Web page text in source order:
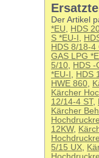
Der Artikel
*EU
HDS
S *EU-I
HDS 8/18-4
GAS LPG
5/10 HDS -
*EU-I
HDS
HWE 860
Kärcher
12/14-4 ST,
Kärcher
12KW,
5/15 UX